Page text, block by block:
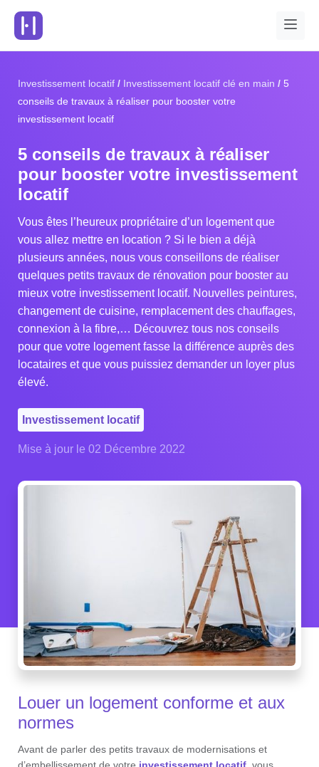
Investissement locatif Investissement locatif clé en main
5
conseils de travaux à réaliser pour booster votre
investissement locatif
5 conseils de travaux à réaliser
pour booster votre investissement
locatif
Vous êtes l’heureux propriétaire d’un logement que
vous allez mettre en location ? Si le bien a déjà
plusieurs années, nous vous conseillons de réaliser
quelques petits travaux de rénovation pour booster au
mieux votre investissement locatif. Nouvelles peintures,
changement de cuisine, remplacement des chauffages,
connexion à la fibre,… Découvrez tous nos conseils
pour que votre logement fasse la différence auprès des
locataires et que vous puissiez demander un loyer plus
élevé.
Investissement locatif
Mise à jour le 02 Décembre 2022
Louer un logement conforme et aux
normes
Avant de parler des petits travaux de modernisations et